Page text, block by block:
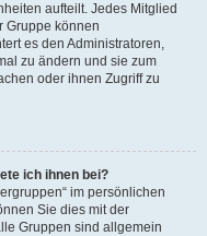
aufteilt. Jedes Mitglied
Gruppe können
es den Administratoren,
zu ändern und sie zum
oder ihnen Zugriff zu
ich ihnen bei?
im persönlichen
Sie dies mit der
Gruppen sind allgemein